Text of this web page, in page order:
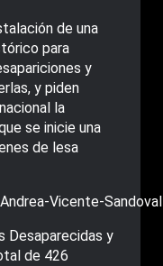
de una
para
y
y piden
la
se inicie una
de lesa
Desaparecidas y
de 426